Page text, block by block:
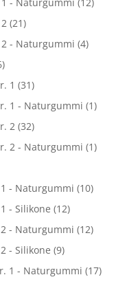
(21)
2 - Naturgummi (4)
1 (31)
1 - Naturgummi (1)
2 (32)
2 - Naturgummi (1)
1 - Naturgummi (10)
- Silikone (12)
2 - Naturgummi (12)
- Silikone (9)
1 - Naturgummi (17)